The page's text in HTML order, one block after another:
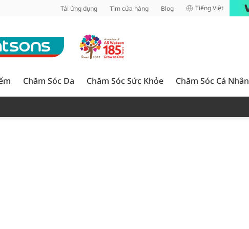
Tải ứng dụng Tìm cửa hàng Blog Tiếng Việt
Chăm Sóc Da Chăm Sóc Sức Khỏe Chăm Sóc Cá Nhân